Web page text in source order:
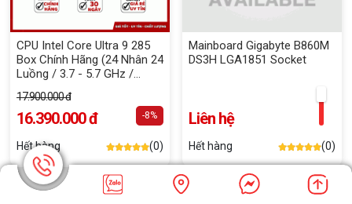
CPU Intel Core Ultra 9 285
Box Chính Hãng (24 Nhân 24
Luồng / 3.7 - 5.7 GHz /
17.900.000 đ
16.390.000 đ -8%
Hết hàng (0)
Mainboard Gigabyte B860M
DS3H LGA1851 Socket
Liên hệ
Hết hàng (0)